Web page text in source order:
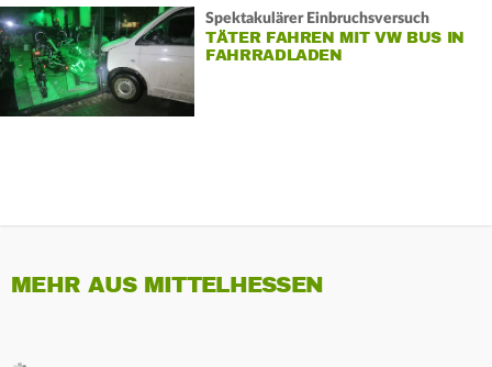
Spektakulärer Einbruchsversuch
TÄTER FAHREN MIT VW BUS IN
FAHRRADLADEN
MEHR AUS MITTELHESSEN